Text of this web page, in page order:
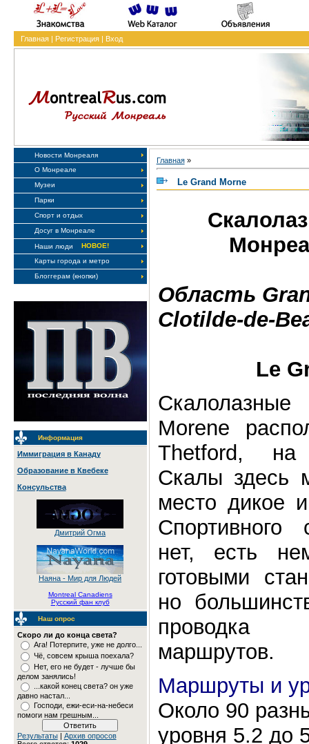
Главная| Регистрация| Вход
Новости Монреаля
О Монреале
Музеи
Парки
Спорт и отдых
Досуг в Монреале
Наши люди
НОВОЕ!
Карты города и метро
Блоггерам (кнопки)
Информация
Иммиграция в Канаду
Образование в Квебеке
Консульства
Дмитрий Огма
Наяна - Мир для Людей
Montreal Canadiens
Русский фан клуб
Наш опрос
Скоро ли до конца света?
Ага! Потерпите, уже не долго...
Чё, совсем крыша поехала?
Нет, его не будет - лучше бы
делом занялись!
...какой конец света? он уже
давно настал...
Господи, ежи-еси-на-небеси
помоги нам грешным...
Результаты| Архив опросов
Главная»
Le Grand Morne
Область
Clotilde-de-
Le
Morene
Thetford,
Скалы здесь
место дикое
Спортивного
нет, есть
готовыми
но
проводка
маршрутов.
Маршруты и
Около 90
уровня 5.2 до